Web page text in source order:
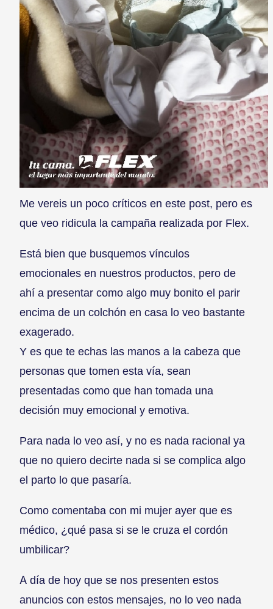
Me vereis un poco críticos en este post, pero es
que veo ridicula la campaña realizada por Flex.
Está bien que busquemos vínculos
emocionales en nuestros productos, pero de
ahí a presentar como algo muy bonito el parir
encima de un colchón en casa lo veo bastante
exagerado.
Y es que te echas las manos a la cabeza que
personas que tomen esta vía, sean
presentadas como que han tomada una
decisión muy emocional y emotiva.
Para nada lo veo así, y no es nada racional ya
que no quiero decirte nada si se complica algo
el parto lo que pasaría.
Como comentaba con mi mujer ayer que es
médico, ¿qué pasa si se le cruza el cordón
umbilicar?
A día de hoy que se nos presenten estos
anuncios con estos mensajes, no lo veo nada